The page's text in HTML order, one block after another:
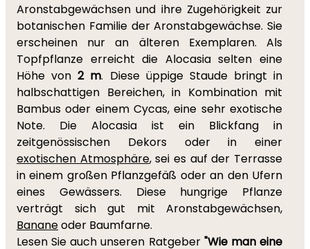
Aronstabgewächsen und ihre Zugehörigkeit zur
botanischen Familie der Aronstabgewächse. Sie
erscheinen nur an älteren Exemplaren. Als
Topfpflanze erreicht die Alocasia selten eine
Höhe von2 m. Diese üppige Staude bringt in
halbschattigen Bereichen, in Kombination mit
Bambus oder einem Cycas, eine sehr exotische
Note. Die Alocasia ist ein Blickfang in
zeitgenössischen Dekors oder in einer
exotischen Atmosphäre, sei es auf der Terrasse
in einem großen Pflanzgefäß oder an den Ufern
eines Gewässers. Diese hungrige Pflanze
verträgt sich gut mit Aronstabgewächsen,
Bananeoder Baumfarne.
Lesen Sie auch unseren Ratgeber "Wie man eine